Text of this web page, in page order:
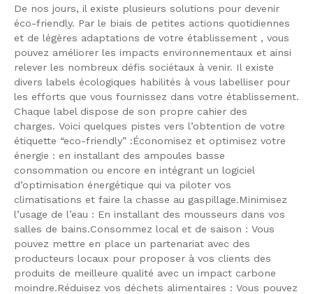
De nos jours, il existe plusieurs solutions pour devenir
éco-friendly. Par le biais de petites actions quotidiennes
et de légères adaptations de votre établissement , vous
pouvez améliorer les impacts environnementaux et ainsi
relever les nombreux défis sociétaux à venir. Il existe
divers labels écologiques habilités à vous labelliser pour
les efforts que vous fournissez dans votre établissement.
Chaque label dispose de son propre cahier des
charges. Voici quelques pistes vers l’obtention de votre
étiquette “eco-friendly” :Économisez et optimisez votre
énergie : en installant des ampoules basse
consommation ou encore en intégrant un logiciel
d’optimisation énergétique qui va piloter vos
climatisations et faire la chasse au gaspillage.Minimisez
l’usage de l’eau : En installant des mousseurs dans vos
salles de bains.Consommez local et de saison : Vous
pouvez mettre en place un partenariat avec des
producteurs locaux pour proposer à vos clients des
produits de meilleure qualité avec un impact carbone
moindre.Réduisez vos déchets alimentaires : Vous pouvez